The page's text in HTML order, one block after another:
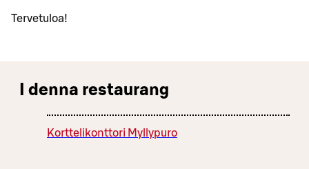
Tervetuloa!
I denna restaurang
Korttelikonttori Myllypuro